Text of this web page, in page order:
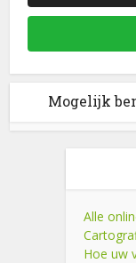
Mogelijk
Alle
Hoe uw